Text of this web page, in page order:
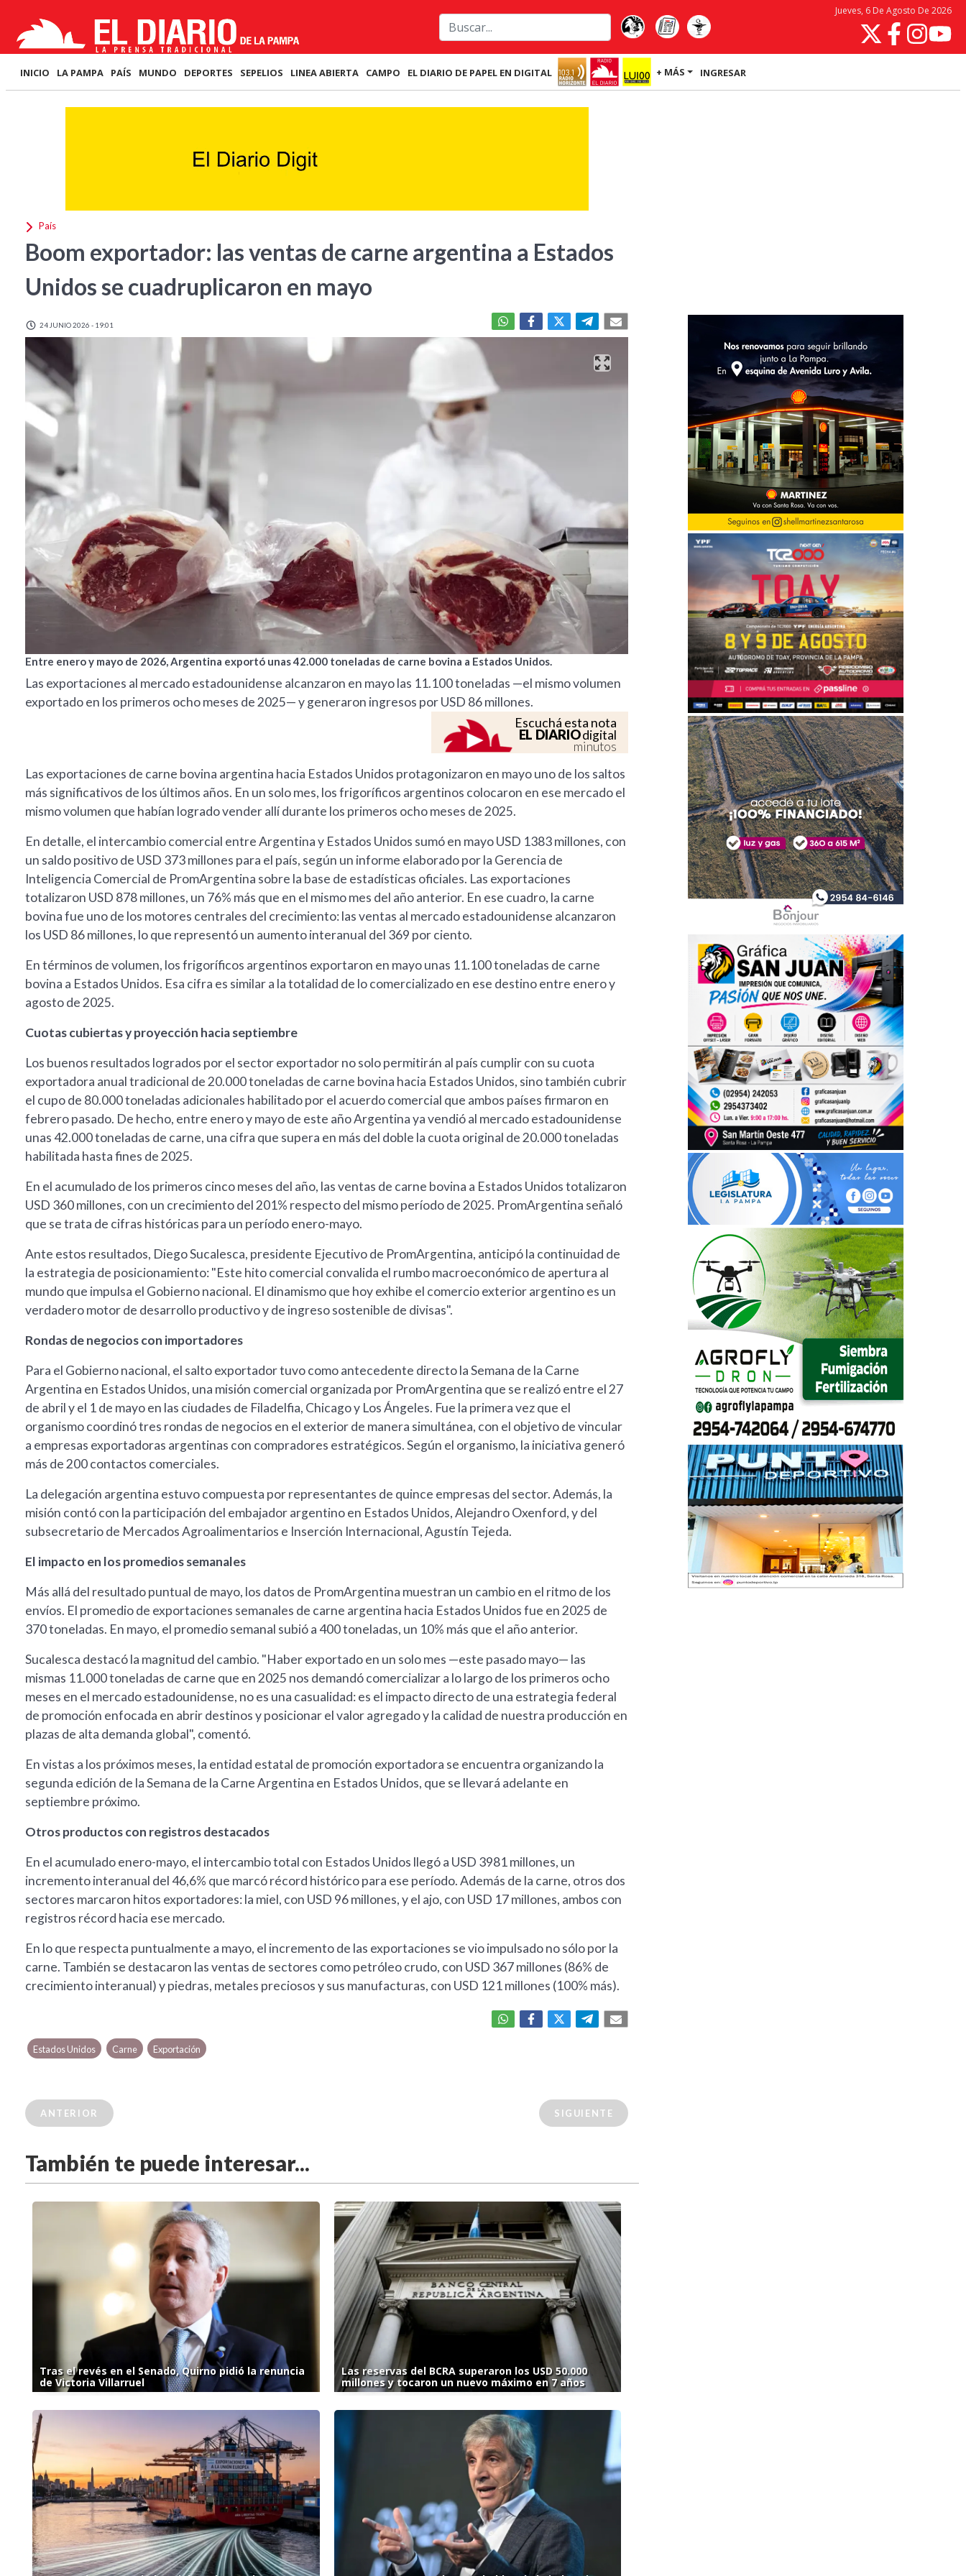
Jueves, 6 De Agosto De 2026
INICIO LA PAMPA PAÍS MUNDO DEPORTES SEPELIOS LINEA ABIERTA CAMPO EL DIARIO DE PAPEL EN DIGITAL + MÁS INGRESAR
País
Boom exportador: las ventas de carne argentina a Estados
Unidos se cuadruplicaron en mayo
24 JUNIO 2026 - 19:01
Entre enero y mayo de 2026, Argentina exportó unas 42.000 toneladas de carne bovina a Estados Unidos.
Las exportaciones al mercado estadounidense alcanzaron en mayo las 11.100 toneladas —el mismo volumen
exportado en los primeros ocho meses de 2025— y generaron ingresos por USD 86 millones.
Escuchá esta nota
EL DIARIOdigital
minutos
Las exportaciones de carne bovina argentina hacia Estados Unidos protagonizaron en mayo uno de los saltos
más significativos de los últimos años. En un solo mes, los frigoríficos argentinos colocaron en ese mercado el
mismo volumen que habían logrado vender allí durante los primeros ocho meses de 2025.
En detalle, el intercambio comercial entre Argentina y Estados Unidos sumó en mayo USD 1383 millones, con
un saldo positivo de USD 373 millones para el país, según un informe elaborado por la Gerencia de
Inteligencia Comercial de PromArgentina sobre la base de estadísticas oficiales. Las exportaciones
totalizaron USD 878 millones, un 76% más que en el mismo mes del año anterior. En ese cuadro, la carne
bovina fue uno de los motores centrales del crecimiento: las ventas al mercado estadounidense alcanzaron
los USD 86 millones, lo que representó un aumento interanual del 369 por ciento.
En términos de volumen, los frigoríficos argentinos exportaron en mayo unas 11.100 toneladas de carne
bovina a Estados Unidos. Esa cifra es similar a la totalidad de lo comercializado en ese destino entre enero y
agosto de 2025.
Cuotas cubiertas y proyección hacia septiembre
Los buenos resultados logrados por el sector exportador no solo permitirán al país cumplir con su cuota
exportadora anual tradicional de 20.000 toneladas de carne bovina hacia Estados Unidos, sino también cubrir
el cupo de 80.000 toneladas adicionales habilitado por el acuerdo comercial que ambos países firmaron en
febrero pasado. De hecho, entre enero y mayo de este año Argentina ya vendió al mercado estadounidense
unas 42.000 toneladas de carne, una cifra que supera en más del doble la cuota original de 20.000 toneladas
habilitada hasta fines de 2025.
En el acumulado de los primeros cinco meses del año, las ventas de carne bovina a Estados Unidos totalizaron
USD 360 millones, con un crecimiento del 201% respecto del mismo período de 2025. PromArgentina señaló
que se trata de cifras históricas para un período enero-mayo.
Ante estos resultados, Diego Sucalesca, presidente Ejecutivo de PromArgentina, anticipó la continuidad de
la estrategia de posicionamiento: "Este hito comercial convalida el rumbo macroeconómico de apertura al
mundo que impulsa el Gobierno nacional. El dinamismo que hoy exhibe el comercio exterior argentino es un
verdadero motor de desarrollo productivo y de ingreso sostenible de divisas".
Rondas de negocios con importadores
Para el Gobierno nacional, el salto exportador tuvo como antecedente directo la Semana de la Carne
Argentina en Estados Unidos, una misión comercial organizada por PromArgentina que se realizó entre el 27
de abril y el 1 de mayo en las ciudades de Filadelfia, Chicago y Los Ángeles. Fue la primera vez que el
organismo coordinó tres rondas de negocios en el exterior de manera simultánea, con el objetivo de vincular
a empresas exportadoras argentinas con compradores estratégicos. Según el organismo, la iniciativa generó
más de 200 contactos comerciales.
La delegación argentina estuvo compuesta por representantes de quince empresas del sector. Además, la
misión contó con la participación del embajador argentino en Estados Unidos, Alejandro Oxenford, y del
subsecretario de Mercados Agroalimentarios e Inserción Internacional, Agustín Tejeda.
El impacto en los promedios semanales
Más allá del resultado puntual de mayo, los datos de PromArgentina muestran un cambio en el ritmo de los
envíos. El promedio de exportaciones semanales de carne argentina hacia Estados Unidos fue en 2025 de
370 toneladas. En mayo, el promedio semanal subió a 400 toneladas, un 10% más que el año anterior.
Sucalesca destacó la magnitud del cambio. "Haber exportado en un solo mes —este pasado mayo— las
mismas 11.000 toneladas de carne que en 2025 nos demandó comercializar a lo largo de los primeros ocho
meses en el mercado estadounidense, no es una casualidad: es el impacto directo de una estrategia federal
de promoción enfocada en abrir destinos y posicionar el valor agregado y la calidad de nuestra producción en
plazas de alta demanda global", comentó.
En vistas a los próximos meses, la entidad estatal de promoción exportadora se encuentra organizando la
segunda edición de la Semana de la Carne Argentina en Estados Unidos, que se llevará adelante en
septiembre próximo.
Otros productos con registros destacados
En el acumulado enero-mayo, el intercambio total con Estados Unidos llegó a USD 3981 millones, un
incremento interanual del 46,6% que marcó récord histórico para ese período. Además de la carne, otros dos
sectores marcaron hitos exportadores: la miel, con USD 96 millones, y el ajo, con USD 17 millones, ambos con
registros récord hacia ese mercado.
En lo que respecta puntualmente a mayo, el incremento de las exportaciones se vio impulsado no sólo por la
carne. También se destacaron las ventas de sectores como petróleo crudo, con USD 367 millones (86% de
crecimiento interanual) y piedras, metales preciosos y sus manufacturas, con USD 121 millones (100% más).
Estados Unidos Carne Exportación
ANTERIOR SIGUIENTE
También te puede interesar...
Tras el revés en el Senado, Quirno pidió la renuncia
de Victoria Villarruel
Las reservas del BCRA superaron los USD 50.000
millones y tocaron un nuevo máximo en 7 años